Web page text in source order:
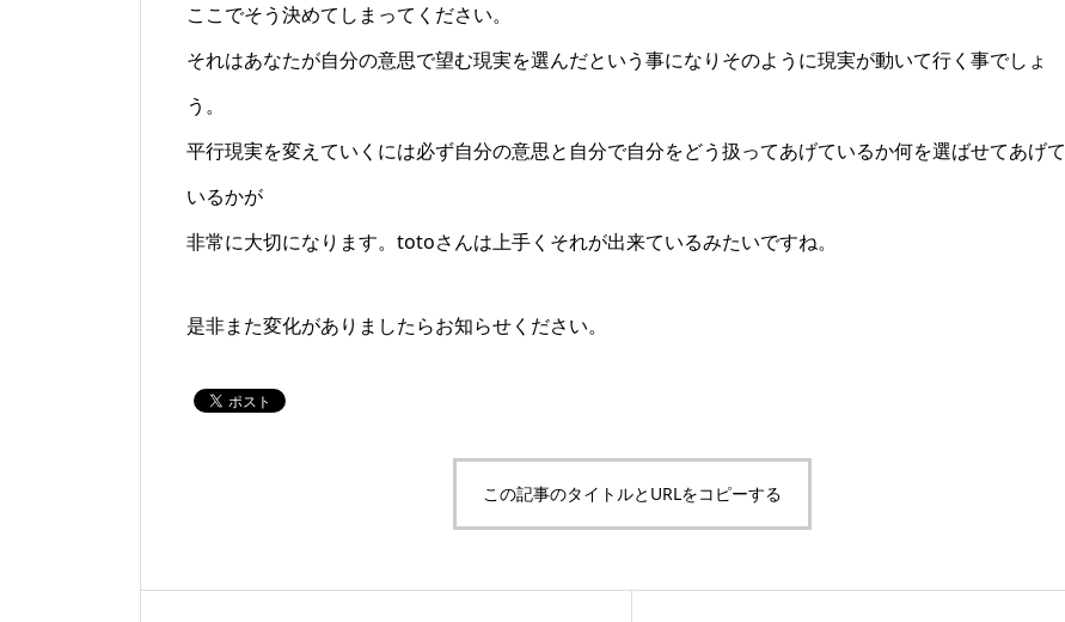
ここでそう決めてしまってください。
それはあなたが自分の意思で望む現実を選んだという事になりそのように現実が動いて行く事でしょ
う。
平行現実を変えていくには必ず自分の意思と自分で自分をどう扱ってあげているか何を選ばせてあげて
いるかが
非常に大切になります。totoさんは上手くそれが出来ているみたいですね。
是非また変化がありましたらお知らせください。
この記事のタイトルとURLをコピーする